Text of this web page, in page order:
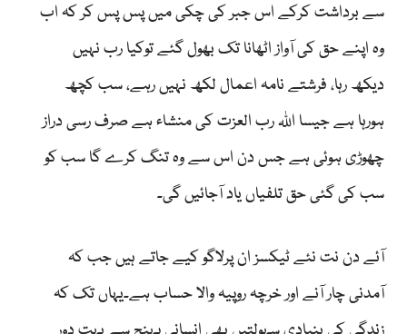
سے برداشت کرکے اس جبر کی چکی میں پس پس کر کہ اب
وہ اپنے حق کی آواز اٹھانا تک بھول گئے توکیا رب نہیں
دیکھ رہا، فرشتے نامہ اعمال لکھ نہیں رہے، سب کچھ
ہورہا ہے جیسا اللہ رب العزت کی منشاء ہے صرف رسی دراز
چھوڑی ہوئی ہے جس دن اس سے وہ تنگ کرے گا سب کو
سب کی گئی حق تلفیاں یاد آجائیں گی۔
آئے دن نت نئے ٹیکسز ان پرلاگو کیے جاتے ہیں جب کہ
آمدنی چار آنے اور خرچہ روپیہ والا حساب ہے۔یہاں تک کہ